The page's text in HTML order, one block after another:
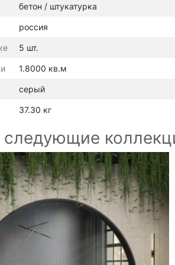
бетон / штукатурка
россия
5 шт.
1.8000 кв.м
серый
37.30 кг
следующие